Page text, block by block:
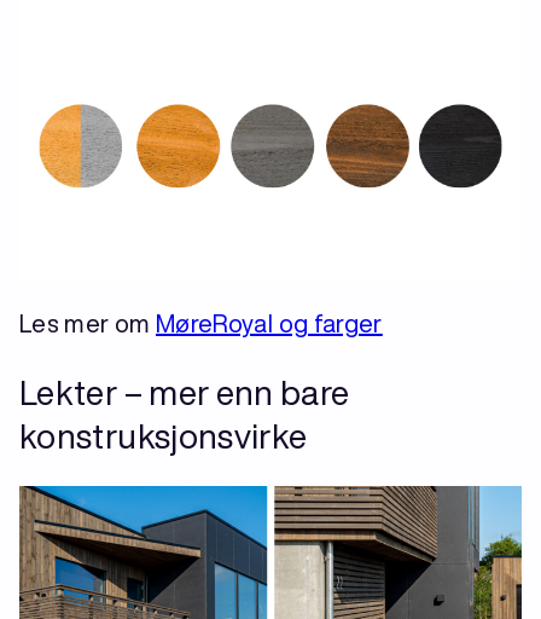
Les mer om MøreRoyal og farger
Lekter – mer enn bare
konstruksjonsvirke